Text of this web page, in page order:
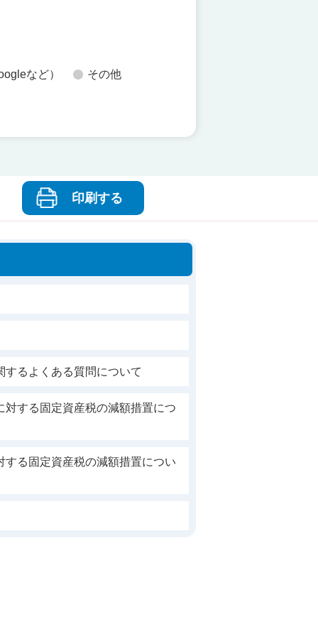
など） その他
印刷する
するよくある質問について
対する固定資産税の減額措置につ
する固定資産税の減額措置につい